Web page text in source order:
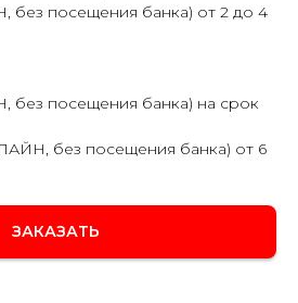
посещения банка) от 2 до 4
посещения банка) на срок
без посещения банка) от 6
ЗАКАЗАТЬ